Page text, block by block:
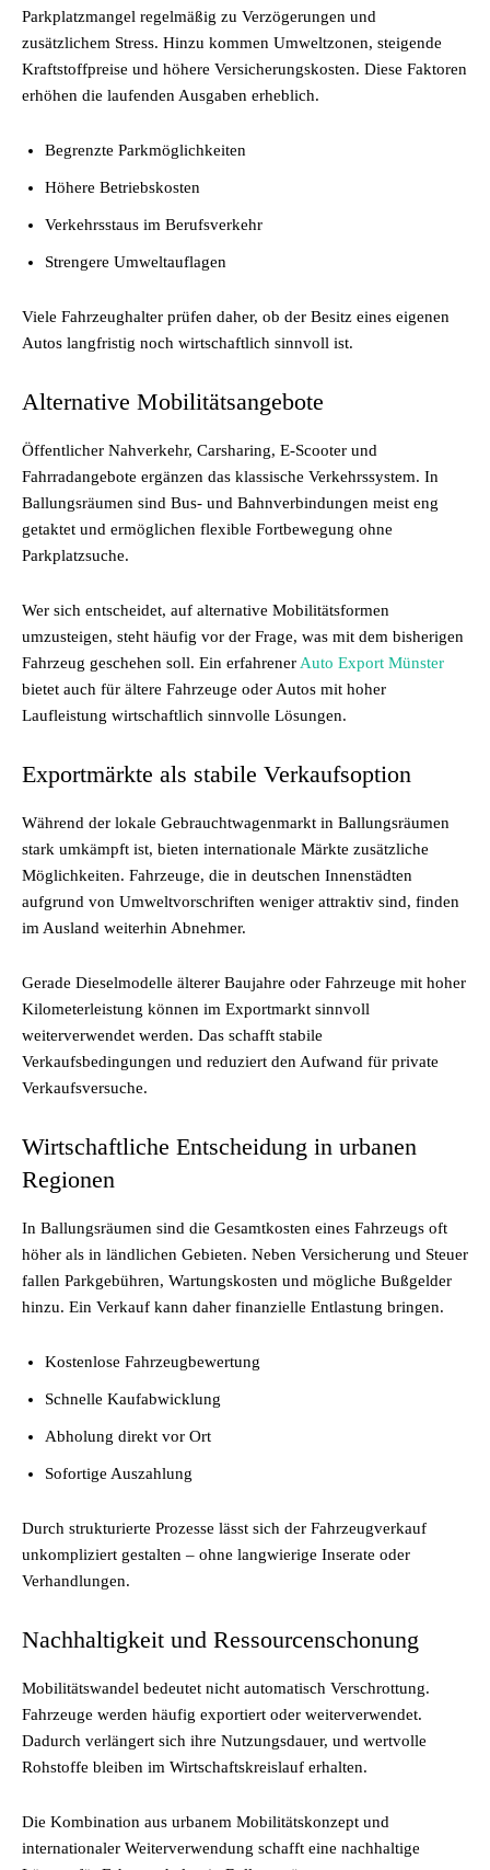
Parkplatzmangel regelmäßig zu Verzögerungen und
zusätzlichem Stress. Hinzu kommen Umweltzonen, steigende
Kraftstoffpreise und höhere Versicherungskosten. Diese Faktoren
erhöhen die laufenden Ausgaben erheblich.
Begrenzte Parkmöglichkeiten
Höhere Betriebskosten
Verkehrsstaus im Berufsverkehr
Strengere Umweltauflagen
Viele Fahrzeughalter prüfen daher, ob der Besitz eines eigenen
Autos langfristig noch wirtschaftlich sinnvoll ist.
Alternative Mobilitätsangebote
Öffentlicher Nahverkehr, Carsharing, E-Scooter und
Fahrradangebote ergänzen das klassische Verkehrssystem. In
Ballungsräumen sind Bus- und Bahnverbindungen meist eng
getaktet und ermöglichen flexible Fortbewegung ohne
Parkplatzsuche.
Wer sich entscheidet, auf alternative Mobilitätsformen
umzusteigen, steht häufig vor der Frage, was mit dem bisherigen
Fahrzeug geschehen soll. Ein erfahrener Auto Export Münster
bietet auch für ältere Fahrzeuge oder Autos mit hoher
Laufleistung wirtschaftlich sinnvolle Lösungen.
Exportmärkte als stabile Verkaufsoption
Während der lokale Gebrauchtwagenmarkt in Ballungsräumen
stark umkämpft ist, bieten internationale Märkte zusätzliche
Möglichkeiten. Fahrzeuge, die in deutschen Innenstädten
aufgrund von Umweltvorschriften weniger attraktiv sind, finden
im Ausland weiterhin Abnehmer.
Gerade Dieselmodelle älterer Baujahre oder Fahrzeuge mit hoher
Kilometerleistung können im Exportmarkt sinnvoll
weiterverwendet werden. Das schafft stabile
Verkaufsbedingungen und reduziert den Aufwand für private
Verkaufsversuche.
Wirtschaftliche Entscheidung in urbanen
Regionen
In Ballungsräumen sind die Gesamtkosten eines Fahrzeugs oft
höher als in ländlichen Gebieten. Neben Versicherung und Steuer
fallen Parkgebühren, Wartungskosten und mögliche Bußgelder
hinzu. Ein Verkauf kann daher finanzielle Entlastung bringen.
Kostenlose Fahrzeugbewertung
Schnelle Kaufabwicklung
Abholung direkt vor Ort
Sofortige Auszahlung
Durch strukturierte Prozesse lässt sich der Fahrzeugverkauf
unkompliziert gestalten – ohne langwierige Inserate oder
Verhandlungen.
Nachhaltigkeit und Ressourcenschonung
Mobilitätswandel bedeutet nicht automatisch Verschrottung.
Fahrzeuge werden häufig exportiert oder weiterverwendet.
Dadurch verlängert sich ihre Nutzungsdauer, und wertvolle
Rohstoffe bleiben im Wirtschaftskreislauf erhalten.
Die Kombination aus urbanem Mobilitätskonzept und
internationaler Weiterverwendung schafft eine nachhaltige